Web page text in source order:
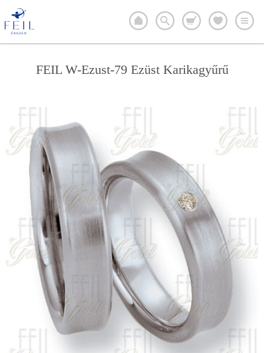
FEIL W-Ezust-79 Ezüst Karikagyűrű